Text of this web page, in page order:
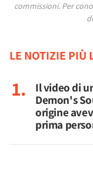
commissioni. Per
LE NOTIZIE PIÙ
Il video di
Demon's
origine
prima